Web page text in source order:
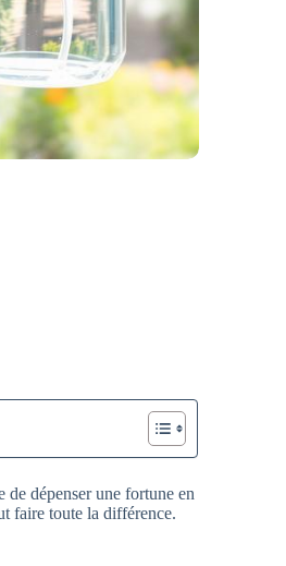
de dépenser une fortune en
faire toute la différence.